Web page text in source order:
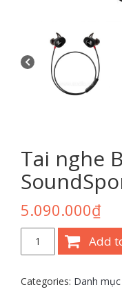
Tai nghe
5.090.000₫
nghe
SoundSport
Add
Categories: Danh